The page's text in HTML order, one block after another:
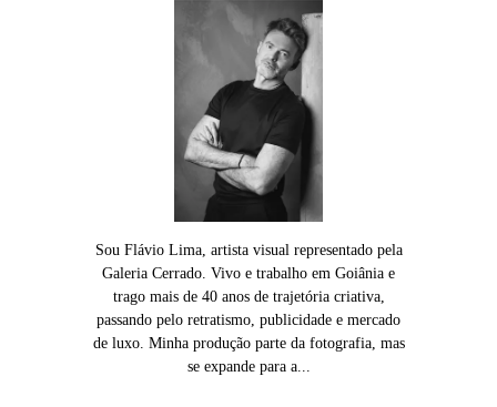
Sou Flávio Lima, artista visual representado pela
Galeria Cerrado. Vivo e trabalho em Goiânia e
trago mais de 40 anos de trajetória criativa,
passando pelo retratismo, publicidade e mercado
de luxo. Minha produção parte da fotografia, mas
se expande para a...